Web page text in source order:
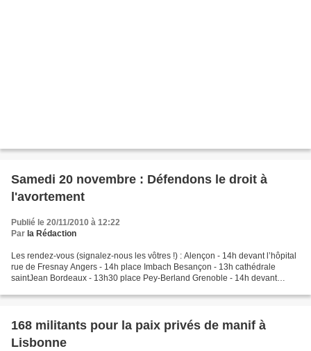
Samedi 20 novembre : Défendons le droit à
l'avortement
Publié le 20/11/2010 à 12:22
Par la Rédaction
Les rendez-vous (signalez-nous les vôtres !) : Alençon - 14h devant l’hôpital
rue de Fresnay Angers - 14h place Imbach Besançon - 13h cathédrale
saintJean Bordeaux - 13h30 place Pey-Berland Grenoble - 14h devant
168 militants pour la paix privés de manif à
Lisbonne